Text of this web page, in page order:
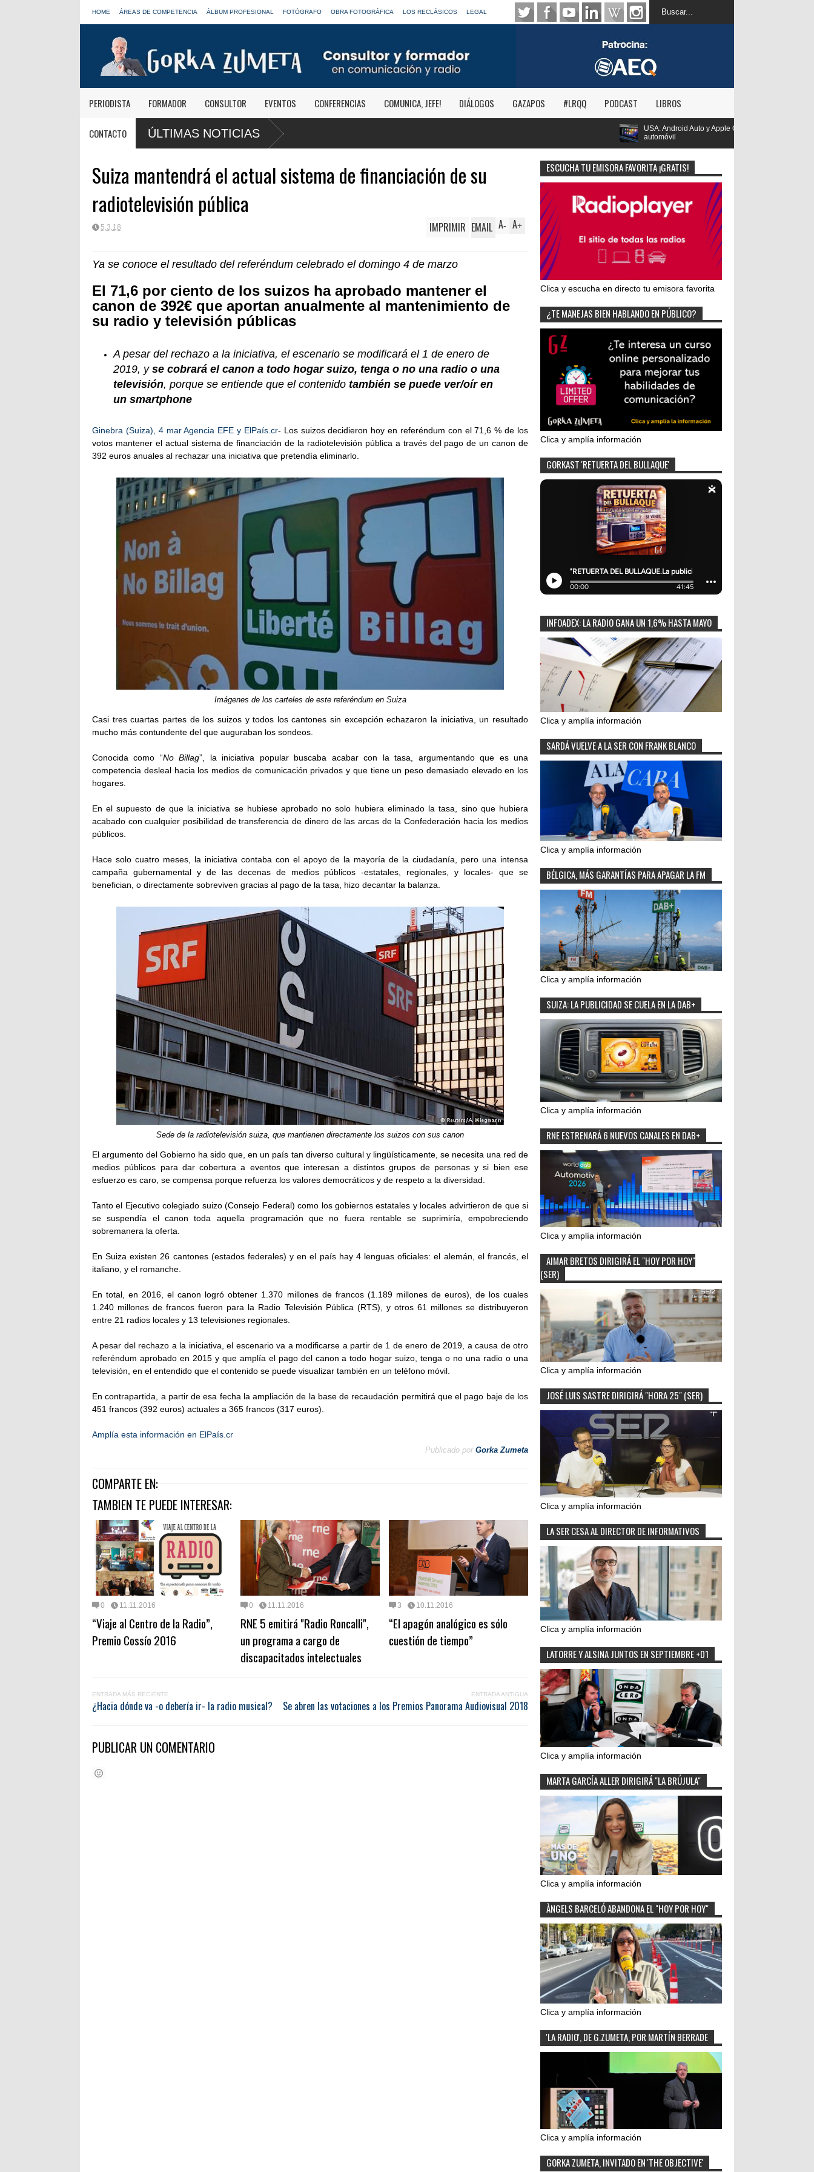
HOME ÁREAS DE COMPETENCIA ÁLBUM PROFESIONAL FOTÓGRAFO OBRA FOTOGRÁFICA LOS RECLÁSICOS LEGAL
PERIODISTA FORMADOR CONSULTOR EVENTOS CONFERENCIAS COMUNICA, JEFE! DIÁLOGOS GAZAPOS #LRQQ PODCAST LIBROS
CONTACTO ÚLTIMAS NOTICIAS
USA: Android Auto y Apple CarPlay disparan la escucha hasta el 36% del consumo en el
Suiza mantendrá el actual sistema de financiación de su
radiotelevisión pública
5.3.18 A+
A-
IMPRIMIR EMAIL
Ya se conoce el resultado del referéndum celebrado el domingo 4 de marzo
El 71,6 por ciento de los suizos ha aprobado mantener el
canon de 392€ que aportan anualmente al mantenimiento de
su radio y televisión públicas
A pesar del rechazo a la iniciativa, el escenario se modificará el 1 de enero de
2019, y se cobrará el canon a todo hogar suizo, tenga o no una radio o una
televisión, porque se entiende que el contenido también se puede ver/oír en
un smartphone
Ginebra (Suiza), 4 mar Agencia EFE y ElPaís.cr- Los suizos decidieron hoy en referéndum con el 71,6 % de los
votos mantener el actual sistema de financiación de la radiotelevisión pública a través del pago de un canon de
392 euros anuales al rechazar una iniciativa que pretendía eliminarlo.
Imágenes de los carteles de este referéndum en Suiza
Casi tres cuartas partes de los suizos y todos los cantones sin excepción echazaron la iniciativa, un resultado
mucho más contundente del que auguraban los sondeos.
Conocida como “No Billag”, la iniciativa popular buscaba acabar con la tasa, argumentando que es una
competencia desleal hacia los medios de comunicación privados y que tiene un peso demasiado elevado en los
hogares.
En el supuesto de que la iniciativa se hubiese aprobado no solo hubiera eliminado la tasa, sino que hubiera
acabado con cualquier posibilidad de transferencia de dinero de las arcas de la Confederación hacia los medios
públicos.
Hace solo cuatro meses, la iniciativa contaba con el apoyo de la mayoría de la ciudadanía, pero una intensa
campaña gubernamental y de las decenas de medios públicos -estatales, regionales, y locales- que se
benefician, o directamente sobreviven gracias al pago de la tasa, hizo decantar la balanza.
Sede de la radiotelevisión suiza, que mantienen directamente los suizos con sus canon
El argumento del Gobierno ha sido que, en un país tan diverso cultural y lingüísticamente, se necesita una red de
medios públicos para dar cobertura a eventos que interesan a distintos grupos de personas y si bien ese
esfuerzo es caro, se compensa porque refuerza los valores democráticos y de respeto a la diversidad.
Tanto el Ejecutivo colegiado suizo (Consejo Federal) como los gobiernos estatales y locales advirtieron de que si
se suspendía el canon toda aquella programación que no fuera rentable se suprimiría, empobreciendo
sobremanera la oferta.
En Suiza existen 26 cantones (estados federales) y en el país hay 4 lenguas oficiales: el alemán, el francés, el
italiano, y el romanche.
En total, en 2016, el canon logró obtener 1.370 millones de francos (1.189 millones de euros), de los cuales
1.240 millones de francos fueron para la Radio Televisión Pública (RTS), y otros 61 millones se distribuyeron
entre 21 radios locales y 13 televisiones regionales.
A pesar del rechazo a la iniciativa, el escenario va a modificarse a partir de 1 de enero de 2019, a causa de otro
referéndum aprobado en 2015 y que amplía el pago del canon a todo hogar suizo, tenga o no una radio o una
televisión, en el entendido que el contenido se puede visualizar también en un teléfono móvil.
En contrapartida, a partir de esa fecha la ampliación de la base de recaudación permitirá que el pago baje de los
451 francos (392 euros) actuales a 365 francos (317 euros).
Amplía esta información en ElPaís.cr
Publicado por Gorka Zumeta
COMPARTE EN:
TAMBIEN TE PUEDE INTERESAR:
0 11.11.2016
“Viaje al Centro de la Radio”,
Premio Cossío 2016
0 11.11.2016
RNE 5 emitirá "Radio Roncalli",
un programa a cargo de
discapacitados intelectuales
3 10.11.2016
“El apagón analógico es sólo
cuestión de tiempo”
ENTRADA MÁS RECIENTE
¿Hacia dónde va -o debería ir- la radio musical?
ENTRADA ANTIGUA
Se abren las votaciones a los Premios Panorama Audiovisual 2018
PUBLICAR UN COMENTARIO
ESCUCHA TU EMISORA FAVORITA ¡GRATIS!
Clica y escucha en directo tu emisora favorita
¿TE MANEJAS BIEN HABLANDO EN PÚBLICO?
Clica y amplía información
GORKAST 'RETUERTA DEL BULLAQUE'
INFOADEX: LA RADIO GANA UN 1,6% HASTA MAYO
Clica y amplía información
SARDÁ VUELVE A LA SER CON FRANK BLANCO
Clica y amplía información
BÉLGICA, MÁS GARANTÍAS PARA APAGAR LA FM
Clica y amplía información
SUIZA: LA PUBLICIDAD SE CUELA EN LA DAB+
Clica y amplía información
RNE ESTRENARÁ 6 NUEVOS CANALES EN DAB+
Clica y amplía información
AIMAR BRETOS DIRIGIRÁ EL "HOY POR HOY"
(SER)
Clica y amplía información
JOSÉ LUIS SASTRE DIRIGIRÁ "HORA 25" (SER)
Clica y amplía información
LA SER CESA AL DIRECTOR DE INFORMATIVOS
Clica y amplía información
LATORRE Y ALSINA JUNTOS EN SEPTIEMBRE +D1
Clica y amplía información
MARTA GARCÍA ALLER DIRIGIRÁ "LA BRÚJULA"
Clica y amplía información
ÀNGELS BARCELÓ ABANDONA EL "HOY POR HOY"
Clica y amplía información
'LA RADIO', DE G.ZUMETA, POR MARTÍN BERRADE
Clica y amplía información
GORKA ZUMETA, INVITADO EN 'THE OBJECTIVE'